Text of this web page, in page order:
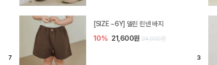
[SIZE ~6Y] 델린 린넨 바지
10% 21,600원 24,000원